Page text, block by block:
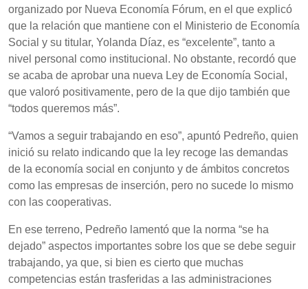
organizado por Nueva Economía Fórum, en el que explicó
que la relación que mantiene con el Ministerio de Economía
Social y su titular, Yolanda Díaz, es “excelente”, tanto a
nivel personal como institucional. No obstante, recordó que
se acaba de aprobar una nueva Ley de Economía Social,
que valoró positivamente, pero de la que dijo también que
“todos queremos más”.
“Vamos a seguir trabajando en eso”, apuntó Pedreño, quien
inició su relato indicando que la ley recoge las demandas
de la economía social en conjunto y de ámbitos concretos
como las empresas de inserción, pero no sucede lo mismo
con las cooperativas.
En ese terreno, Pedreño lamentó que la norma “se ha
dejado” aspectos importantes sobre los que se debe seguir
trabajando, ya que, si bien es cierto que muchas
competencias están trasferidas a las administraciones